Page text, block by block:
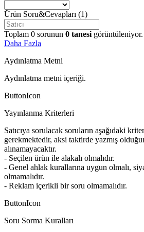
Ürün Soru&Cevapları (1)
Toplam 0 sorunun 0 tanesi görüntüleniyor.
Daha Fazla
Aydınlatma Metni
Aydınlatma metni içeriği.
ButtonIcon
Yayınlanma Kriterleri
Satıcıya sorulacak soruların aşağıdaki
gerekmektedir, aksi taktirde yazmış
alınamayacaktır.
- Seçilen ürün ile alakalı olmalıdır.
- Genel ahlak kurallarına uygun olmalı,
olmamalıdır.
- Reklam içerikli bir soru olmamalıdır.
ButtonIcon
Soru Sorma Kuralları